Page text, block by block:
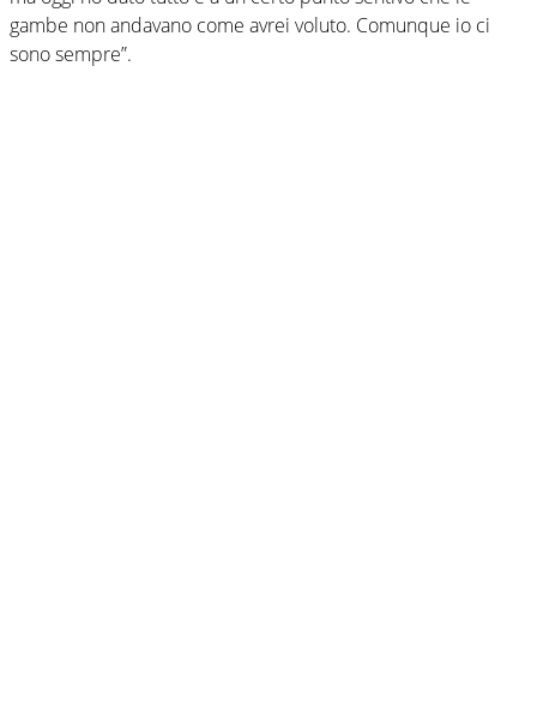
gambe non andavano come avrei voluto. Comunque io ci
sono sempre”.